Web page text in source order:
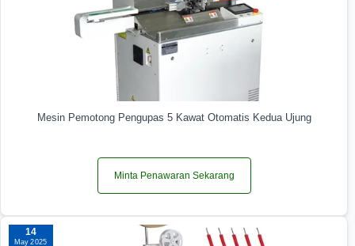
Mesin Pemotong Pengupas 5 Kawat Otomatis Kedua Ujung
Minta Penawaran Sekarang
14
May 2025